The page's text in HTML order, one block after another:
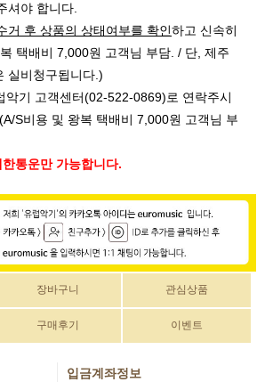
셔야 합니다.
거 후 상품의 상태여부를 확인하고 신속히
택배비 7,000원 고객님 부담. / 단, 제주
실비청구됩니다.)
악기 고객센터(02-522-0869)로 연락주시
S비용 및 왕복 택배비 7,000원 고객님 부
통운만 가능합니다.
장바구니 관심상품
구매후기 이벤트
입금계좌정보